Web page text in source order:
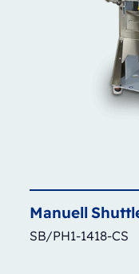
Manuell
SB/PH1-1418-CS